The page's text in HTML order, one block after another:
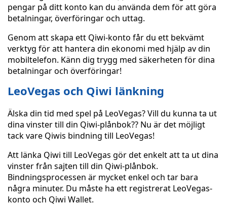
pengar på ditt konto kan du använda dem för att göra
betalningar, överföringar och uttag.
Genom att skapa ett Qiwi-konto får du ett bekvämt
verktyg för att hantera din ekonomi med hjälp av din
mobiltelefon. Känn dig trygg med säkerheten för dina
betalningar och överföringar!
LeoVegas och Qiwi länkning
Älska din tid med spel på LeoVegas? Vill du kunna ta ut
dina vinster till din Qiwi-plånbok?? Nu är det möjligt
tack vare Qiwis bindning till LeoVegas!
Att länka Qiwi till LeoVegas gör det enkelt att ta ut dina
vinster från sajten till din Qiwi-plånbok.
Bindningsprocessen är mycket enkel och tar bara
några minuter. Du måste ha ett registrerat LeoVegas-
konto och Qiwi Wallet.